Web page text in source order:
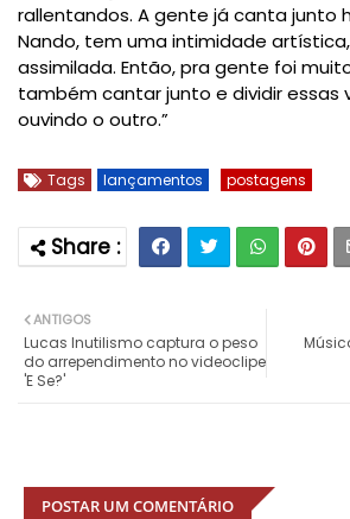
rallentandos. A gente já canta junto
Nando, tem uma intimidade
assimilada. Então, pra gente foi
também cantar junto e dividir essas
ouvindo o outro.”
Tags lançamentos postagens
ANTIGOS
Lucas Inutilismo captura o peso
do arrependimento no videoclipe
'E Se?'
POSTAR UM COMENTÁRIO